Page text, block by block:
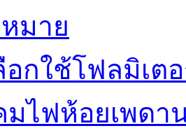
มาย
อกใช้โฟลมิเต
มไฟห้อยเพด